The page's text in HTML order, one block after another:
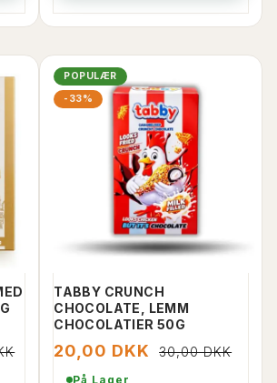
POPULÆR
-33%
TABBY CRUNCH
CHOCOLATE, LEMM
CHOCOLATIER 50G
20,00 DKK 30,00 DKK
På Lager